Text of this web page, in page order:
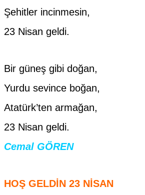
Şehitler incinmesin,
23 Nisan geldi.
Bir güneş gibi doğan,
Yurdu sevince boğan,
Atatürk’ten armağan,
23 Nisan geldi.
Cemal GÖREN
HOŞ GELDİN 23 NİSAN